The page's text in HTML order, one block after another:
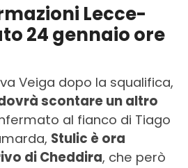
Lecce-
24 gennaio ore
Veiga dopo la squalifica,
scontare un altro
al fianco di Tiago
Stulic è ora
di Cheddira, che però